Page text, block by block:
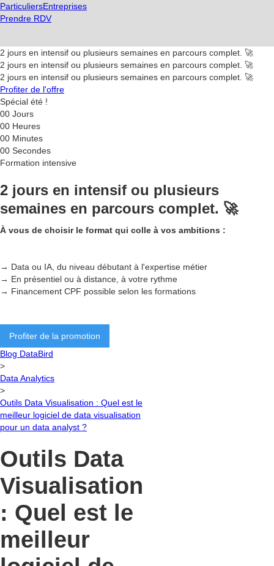
ParticuliersEntreprises
Prendre RDV
2 jours en intensif ou plusieurs semaines en parcours complet. 🚀
2 jours en intensif ou plusieurs semaines en parcours complet. 🚀
2 jours en intensif ou plusieurs semaines en parcours complet. 🚀
Profiter de l'offre
Spécial été !
00 Jours
00 Heures
00 Minutes
00 Secondes
Formation intensive
2 jours en intensif ou plusieurs
semaines en parcours complet. 🚀
À vous de choisir le format qui colle à vos ambitions :
→ Data ou IA, du niveau débutant à l'expertise métier
→ En présentiel ou à distance, à votre rythme
→ Financement CPF possible selon les formations
Profiter de la promotion
Blog DataBird
>
Data Analytics
>
Outils Data Visualisation : Quel est le
meilleur logiciel de data visualisation
pour un data analyst ?
Outils Data
Visualisation
: Quel est le
meilleur